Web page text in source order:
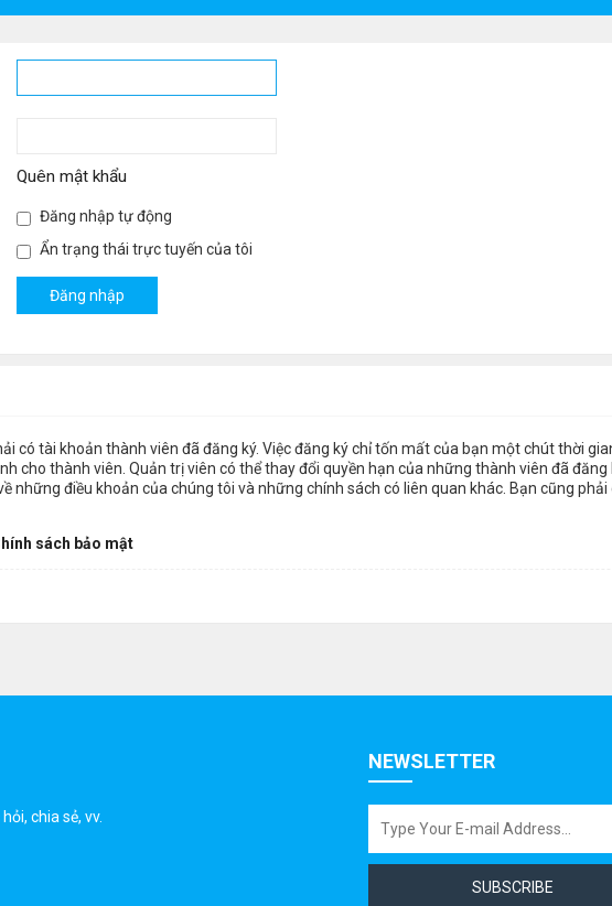
Quên mật khẩu
Đăng nhập tự động
Ẩn trạng thái trực tuyến của tôi
có tài khoản thành viên đã đăng ký. Việc đăng ký chỉ tốn mất của bạn một chút thời
cho thành viên. Quản trị viên có thể thay đổi quyền hạn của những thành viên đã
những điều khoản của chúng tôi và những chính sách có liên quan khác. Bạn cũng
sách bảo mật
chia sẻ, vv.
NEWSLETTER
SUBSCRIBE